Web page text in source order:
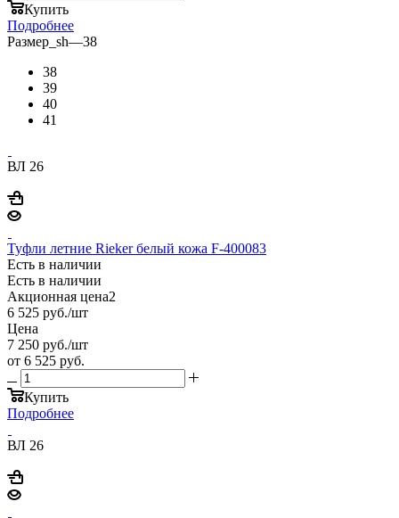
Купить
Подробнее
Размер_sh—38
38
39
40
41
ВЛ 26
Туфли летние Rieker белый кожа F-400083
Есть в наличии
Есть в наличии
Акционная цена2
6 525 руб./шт
Цена
7 250 руб./шт
от 6 525 руб.
Купить
Подробнее
ВЛ 26